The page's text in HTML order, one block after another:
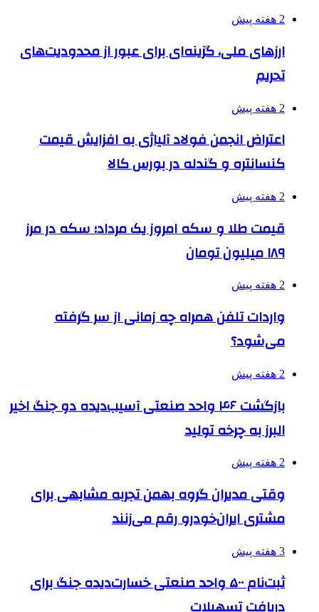
2 هفته پیش
ارزهای ملی، گزینه‌ای برای عبور از محدودیت‌های
تحریم
2 هفته پیش
اعتراض انجمن فولاد آلیاژی به افزایش قیمت
کنسانتره و گندله در بورس کالا
2 هفته پیش
قیمت طلا و سکه امروز یک مرداد؛ سکه در مرز
۱۸۹ میلیون تومان
2 هفته پیش
واردات تلفن همراه چه زمانی از سر گرفته
می‌شود؟
2 هفته پیش
بازگشت ۴۶ واحد صنعتی آسیب‌دیده دو جنگ اخیر
البرز به چرخه تولید
2 هفته پیش
وقتی مدیران گروه بهمن تجربه مشابهی برای
مشتری ایران‌خودرو رقم می‌زنند
3 هفته پیش
ثبت‌نام ۵۰۰ واحد صنعتی خسارت‌دیده جنگ برای